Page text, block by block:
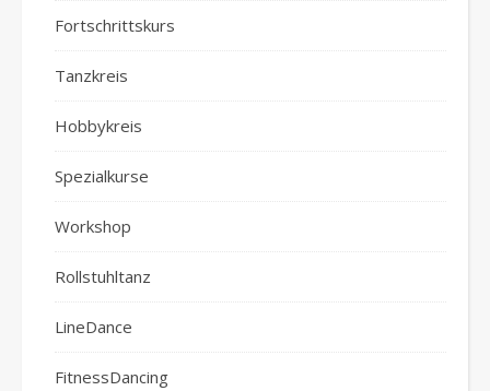
Fortschrittskurs
Tanzkreis
Hobbykreis
Spezialkurse
Workshop
Rollstuhltanz
LineDance
FitnessDancing